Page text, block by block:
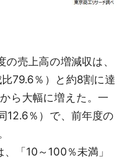
売上高の増減収は、
79.6％）と約8割に達
ら大幅に増えた。一
12.6％）で、前年度の
「10～100％未満」